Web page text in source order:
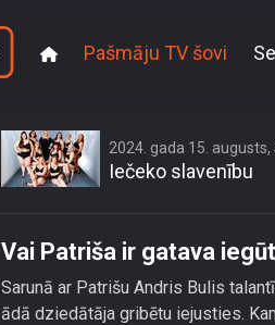
Pašmāju TV šovi
2024. gada 15. augusts,
Iečeko slavenību
Vai Patriša ir gatava
Sarunā ar Patrišu Andris Bulis
ādā dziedātāja gribētu iejusties.